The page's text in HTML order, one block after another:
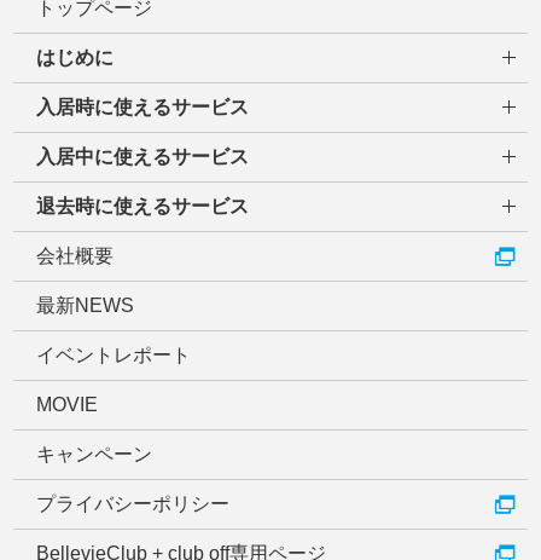
トップページ
はじめに
入居時に使えるサービス
入居中に使えるサービス
退去時に使えるサービス
会社概要
最新NEWS
イベントレポート
MOVIE
キャンペーン
プライバシーポリシー
BellevieClub + club off専用ページ